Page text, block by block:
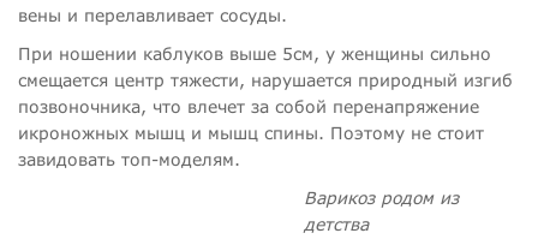
вены и перелавливает сосуды.
При ношении каблуков выше 5см, у женщины сильно
смещается центр тяжести, нарушается природный изгиб
позвоночника, что влечет за собой перенапряжение
икроножных мышц и мышц спины. Поэтому не стоит
завидовать топ-моделям.
Варикоз родом из
детства